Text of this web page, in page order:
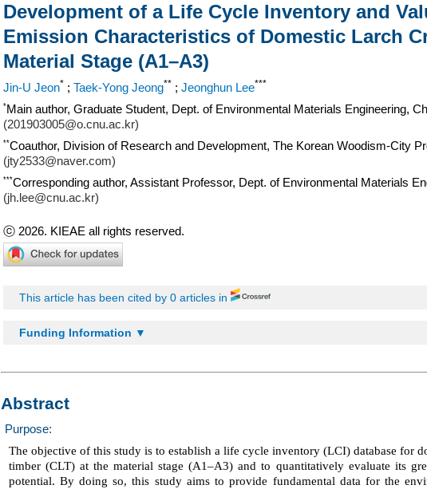
Development of a Life Cycle Inventory and
Emission Characteristics of Domestic Larch
Material Stage (A1–A3)
Jin-U Jeon* ; Taek-Yong Jeong** ; Jeonghun Lee***
* Main author, Graduate Student, Dept. of Environmental Materials Engineering,
(201903005@o.cnu.ac.kr)
**Coauthor, Division of Research and Development, The Korean Woodism-City
(jty2533@naver.com)
***Corresponding author, Assistant Professor, Dept. of Environmental Materials
(jh.lee@cnu.ac.kr)
ⓒ 2026. KIEAE all rights reserved.
This article has been cited by 0 articles in
Funding Information ▼
Abstract
Purpose:
The objective of this study is to establish a life cycle inventory (LCI) database for
timber (CLT) at the material stage (A1–A3) and to quantitatively evaluate its
potential. By doing so, this study aims to provide fundamental data for the